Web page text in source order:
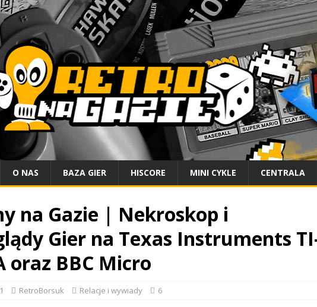
O NAS BAZA GIER HISCORE MINI CYKLE CENTRALA
na Gazie | Nekroskop i
Gier na Texas Instruments
oraz BBC Micro
RetroBorsuk Relacje i wywiady 6